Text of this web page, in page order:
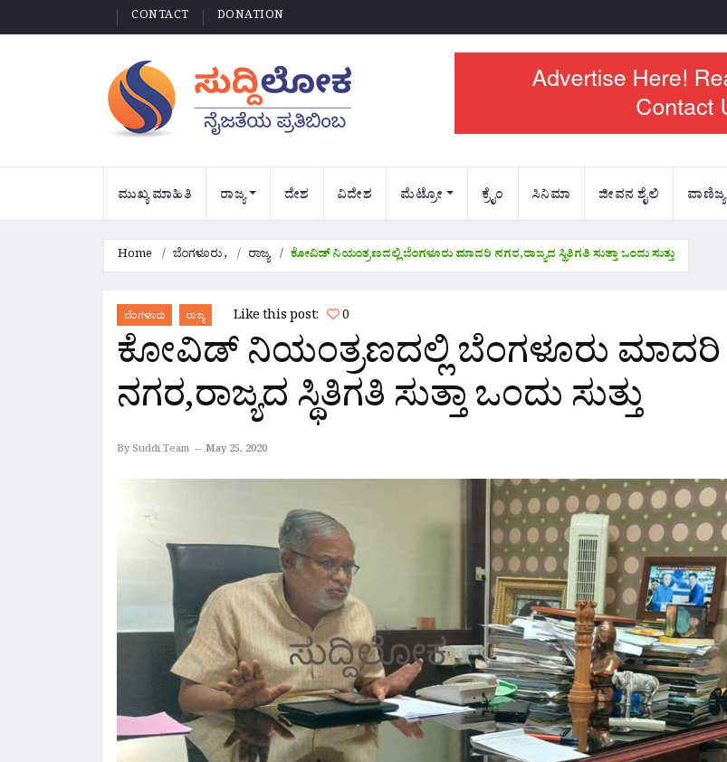
CONTACT DONATION
ಮುಖ್ಯ ಮಾಹಿತಿ ರಾಜ್ಯ ದೇಶ ವಿದೇಶ ಮೆಟ್ರೋ ಕ್ರೈಂ ಸಿನಿಮಾ ಜೀವನ ಶೈಲಿ ವಾಣಿಜ್ಯ
Home ಬೆಂಗಳೂರು, ರಾಜ್ಯ ಕೋವಿಡ್ ನಿಯಂತ್ರಣದಲ್ಲಿ ಬೆಂಗಳೂರು ಮಾದರಿ ನಗರ,ರಾಜ್ಯದ ಸ್ಥಿತಿಗತಿ ಸುತ್ತಾ ಒಂದು ಸುತ್ತು
ಬೆಂಗಳೂರು ರಾಜ್ಯ Like this post: 0
ಕೋವಿಡ್ ನಿಯಂತ್ರಣದಲ್ಲಿ ಬೆಂಗಳೂರು ಮಾದರಿ
ನಗರ,ರಾಜ್ಯದ ಸ್ಥಿತಿಗತಿ ಸುತ್ತಾ ಒಂದು ಸುತ್ತು
By Suddi Team May 25, 2020